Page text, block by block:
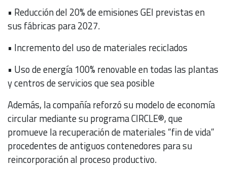
• Reducción del 20% de emisiones GEI previstas en
sus fábricas para 2027.
• Incremento del uso de materiales reciclados
• Uso de energía 100% renovable en todas las plantas
y centros de servicios que sea posible
Además, la compañía reforzó su modelo de economía
circular mediante su programa CIRCLE®, que
promueve la recuperación de materiales “fin de vida”
procedentes de antiguos contenedores para su
reincorporación al proceso productivo.